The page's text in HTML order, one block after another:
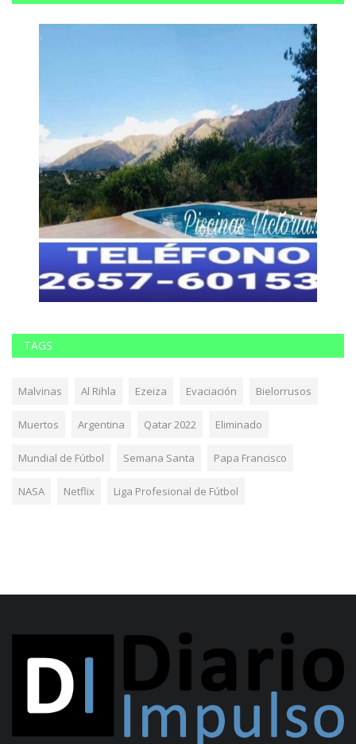
TAGS
Malvinas Al Rihla Ezeiza Evaciación Bielorrusos
Muertos Argentina Qatar 2022 Eliminado
Mundial de Fútbol Semana Santa Papa Francisco
NASA Netflix Liga Profesional de Fútbol